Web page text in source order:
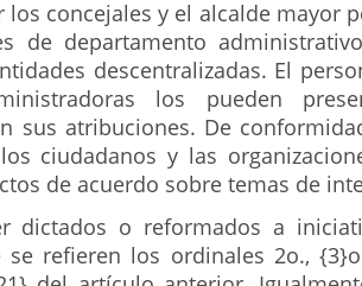
los concejales y el alcalde mayor
de departamento
descentralizadas. El
los pueden
sus atribuciones. De
ciudadanos y las
de acuerdo sobre temas de
dictados o reformados a
se refieren los ordinales 2o.,